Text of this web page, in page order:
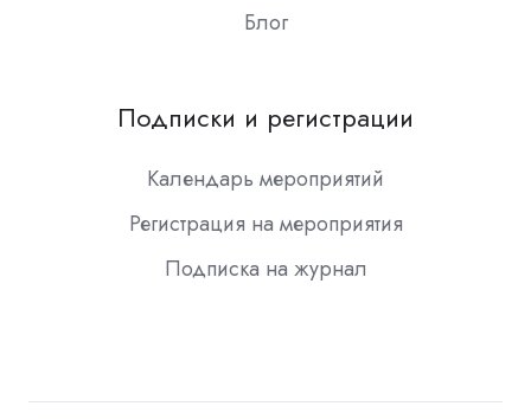
Блог
Подписки и регистрации
Календарь мероприятий
Регистрация на мероприятия
Подписка на журнал